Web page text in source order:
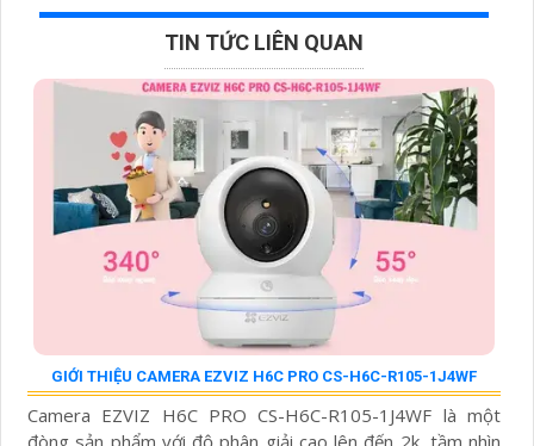
TIN TỨC LIÊN QUAN
GIỚI THIỆU CAMERA EZVIZ H6C PRO CS-H6C-R105-1J4WF
Camera EZVIZ H6C PRO CS-H6C-R105-1J4WF là một
đòng sản phẩm với độ phân giải cao lên đến 2k, tầm nhìn